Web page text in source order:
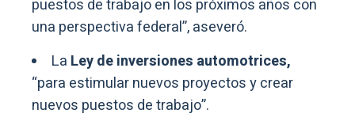
puestos de trabajo en los próximos años con
una perspectiva federal”, aseveró.
La Ley de inversiones automotrices,
“para estimular nuevos proyectos y crear
nuevos puestos de trabajo”.